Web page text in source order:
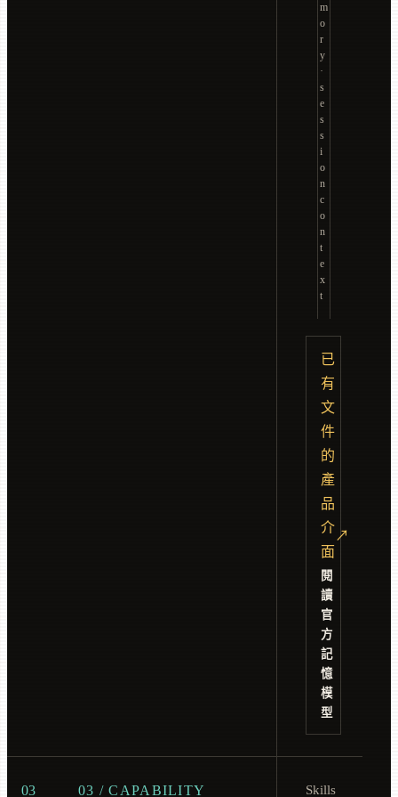
m
o
r
y
·
s
e
s
s
i
o
n
c
o
n
t
e
x
t
已
有
文
件
的
產
品
介
面
閱
讀
官
方
記
憶
模
型
↗
03 03 / CAPABILITY Skills